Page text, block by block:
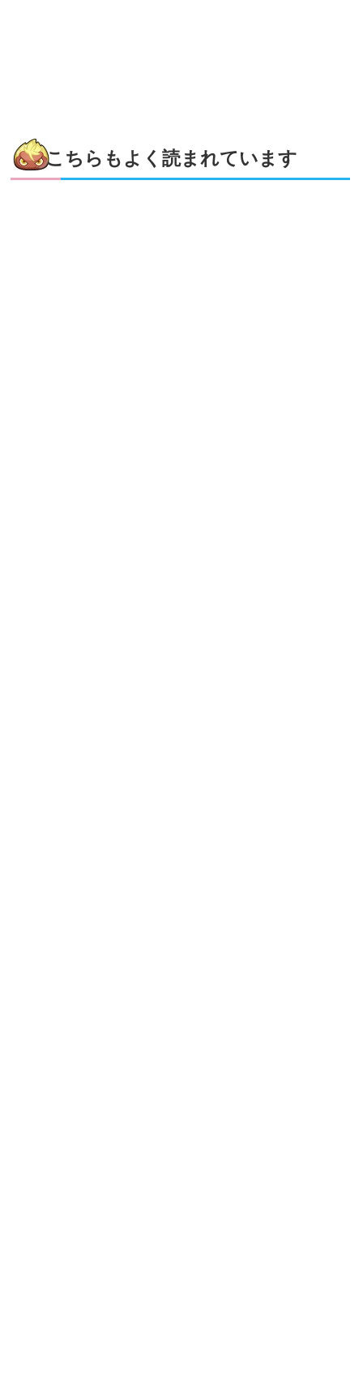
こちらもよく読まれています